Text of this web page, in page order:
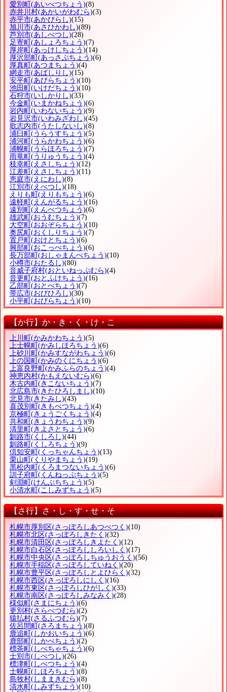
愛別町 (あいべつちょう)(8)
赤井川村(あかいがわむら)(3)
赤平市(あかびらし)(15)
旭川市(あさひかわし)(89)
芦別市(あしべつし)(28)
足寄町 (あしょろちょう)(7)
厚岸町 (あっけしちょう)(14)
厚沢部町 (あっさぶちょう)(6)
厚真町 (あつまちょう)(4)
網走市(あばしりし)(15)
安平町 (あびらちょう)(10)
池田町 (いけだちょう)(10)
石狩市(いしかりし)(33)
今金町 (いまかねちょう)(6)
岩内町 (いわないちょう)(9)
岩見沢市(いわみざわし)(45)
歌志内市(うたしないし)(8)
浦臼町 (うらうすちょう)(5)
浦河町 (うらかわちょう)(6)
浦幌町 (うらほろちょう)(7)
雨竜町 (うりゅうちょう)(4)
枝幸町 (えさしちょう)(12)
江差町 (えさしちょう)(11)
恵庭市(えにわし)(8)
江別市(えべつし)(18)
えりも町 (えりもちょう)(6)
遠軽町 (えんがるちょう)(16)
遠別町 (えんべつちょう)(6)
雄武町 (おうむちょう)(7)
大空町 (おおぞらちょう)(10)
奥尻町 (おくしりちょう)(7)
置戸町 (おけとちょう)(6)
興部町 (おこっぺちょう)(6)
長万部町 (おしゃまんべちょう)(10)
小樽市(おたるし)(80)
音威子府村(おといねっぷむら)(4)
音更町 (おとふけちょう)(16)
乙部町 (おとべちょう)(7)
帯広市(おびひろし)(30)
小平町 (おびらちょう)(10)
【か行】か・き・く・け・こ
上川町 (かみかわちょう)(5)
上士幌町 (かみしほろちょう)(6)
上砂川町 (かみすながわちょう)(6)
上の国町 (かみのくにちょう)(6)
上富良野町 (かみふらのちょう)(4)
神恵内村(かもえないむら)(6)
木古内町 (きこないちょう)(7)
北広島市(きたひろしまし)(10)
北見市(きたみし)(43)
喜茂別町 (きもべつちょう)(4)
京極町 (きょうごくちょう)(4)
共和町 (きょうわちょう)(9)
清里町 (きよさとちょう)(6)
釧路市(くしろし)(44)
釧路町 (くしろちょう)(9)
倶知安町 (くっちゃんちょう)(13)
栗山町 (くりやまちょう)(19)
黒松内町 (くろまつないちょう)(6)
訓子府町 (くんねっぷちょう)(5)
剣淵町 (けんぶちちょう)(5)
小清水町 (こしみずちょう)(5)
【さ行】さ・し・す・せ・そ
札幌市厚別区(さっぽろしあつべつく)(10)
札幌市北区(さっぽろしきたく)(32)
札幌市清田区(さっぽろしきよたく)(12)
札幌市白石区(さっぽろししろいしく)(17)
札幌市中央区(さっぽろしちゅうおうく)(56)
札幌市手稲区(さっぽろしていねく)(20)
札幌市豊平区(さっぽろしとよひらく)(32)
札幌市西区(さっぽろしにしく)(16)
札幌市東区(さっぽろしひがしく)(33)
札幌市南区(さっぽろしみなみく)(28)
様似町 (さまにちょう)(6)
更別村(さらべつむら)(2)
猿払村(さるふつむら)(7)
佐呂間町 (さろまちょう)(8)
鹿追町 (しかおいちょう)(6)
鹿部町 (しかべちょう)(2)
標茶町 (しべちゃちょう)(6)
士別市(しべつし)(26)
標津町 (しべつちょう)(4)
士幌町 (しほろちょう)(8)
島牧村(しままきむら)(8)
清水町 (しみずちょう)(10)